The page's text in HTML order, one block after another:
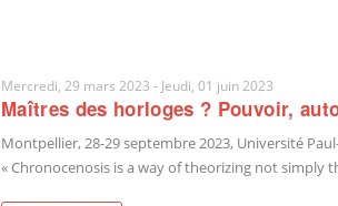
Mercredi, 29 mars 2023 - Jeudi, 01 juin 2023
Maîtres des horloges ? Pouvoir,
Montpellier, 28-29 septembre 2023, Université
« Chronocenosis is a way of theorizing not simply